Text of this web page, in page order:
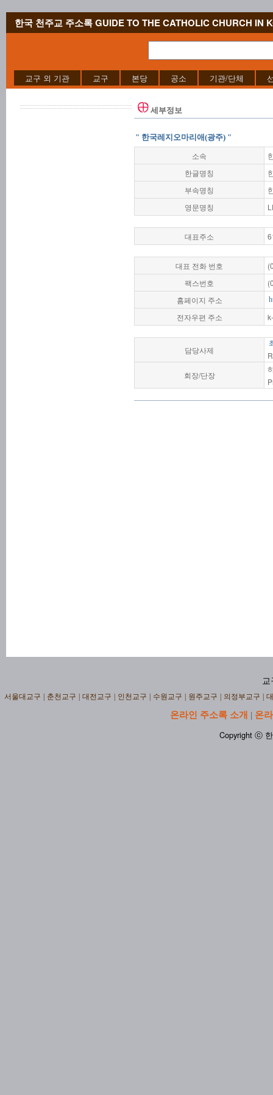
한국 천주교 주소록 GUIDE TO THE CATHOLIC CHURCH IN
교구 외 기관 교구 본당 공소 기관/단체
세부정보
" 한국레지오마리애(광주) "
소속
한글명칭
부속명칭
영문명칭
대표주소
대표 전화 번호
팩스번호
홈페이지 주소
전자우편 주소
담당사제
회장/단장
교
서울대교구 춘천교구 대전교구 인천교구 수원교구 원주교구 의정부교구
온라인 주소록 소개 | 온
Copyright ⓒ